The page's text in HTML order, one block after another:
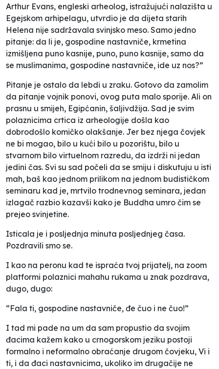
Arthur Evans, engleski arheolog, istražujući nalazišta u
Egejskom arhipelagu, utvrdio je da dijeta starih
Helena nije sadržavala svinjsko meso. Samo jedno
pitanje: da li je, gospodine nastavniče, krmetina
izmišljena puno kasnije, puno, puno kasnije, samo da
se muslimanima, gospodine nastavniče, ide uz nos?”
Pitanje je ostalo da lebdi u zraku. Gotovo da zamolim
da pitanje vojnik ponovi, ovog puta malo sporije. Ali on
prasnu u smijeh, Egipćanin, šaljivdžija. Sad je svim
polaznicima crtica iz arheologije došla kao
dobrodošlo komičko olakšanje. Jer bez njega čovjek
ne bi mogao, bilo u kući bilo u pozorištu, bilo u
stvarnom bilo virtuelnom razredu, da izdrži ni jedan
jedini čas. Svi su sad počeli da se smiju i diskutuju u isti
mah, baš kao jednom prilikom na jednom budističkom
seminaru kad je, mrtvilo trodnevnog seminara, jedan
izlagač razbio kazavši kako je Buddha umro čim se
prejeo svinjetine.
Isticala je i posljednja minuta posljednjeg časa.
Pozdravili smo se.
I kao na peronu kad te ispraća tvoj prijatelj, na zoom
platformi polaznici mahahu rukama u znak pozdrava,
dugo, dugo:
“Fala ti, gospodine nastavniče, đe čuo i ne čuo!”
I tad mi pade na um da sam propustio da svojim
đacima kažem kako u crnogorskom jeziku postoji
formalno i neformalno obraćanje drugom čovjeku, Vi i
ti, i da đaci nastavnicima, ukoliko im drugačije ne